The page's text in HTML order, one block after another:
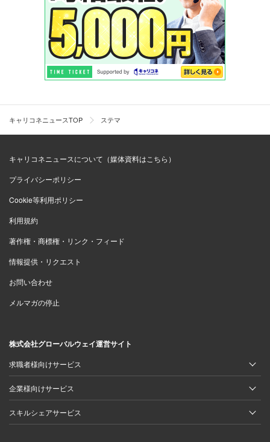
キャリコネニュースTOP ステマ
キャリコネニュースについて（媒体資料はこちら）
プライバシーポリシー
Cookie等利用ポリシー
利用規約
著作権・商標権・リンク・フィード
情報提供・リクエスト
お問い合わせ
メルマガの停止
株式会社グローバルウェイ運営サイト
求職者様向けサービス
企業様向けサービス
スキルシェアサービス